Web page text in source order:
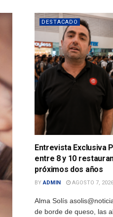
DESTACADO
Entrevista Exclusiva
entre 8 y 10
próximos dos años
BY ADMIN AGOSTO 7, 2026
Alma Solís
de borde de queso, las